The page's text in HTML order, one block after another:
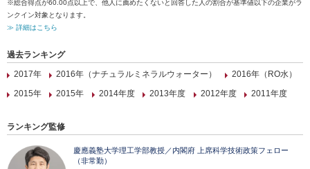
※総合得点が60.00点以上で、他人に薦めたくないと回答した人の割合が基準値以下の企業がラ
ンクイン対象となります。
≫ 詳細はこちら
過去ランキング
2017年
2016年（ナチュラルミネラルウォーター）
2016年（RO水）
2015年
2015年 2014年度 2013年度 2012年度 2011年度
ランキング監修
慶應義塾大学理工学部教授／内閣府 上席科学技術政策フェロー
（非常勤）